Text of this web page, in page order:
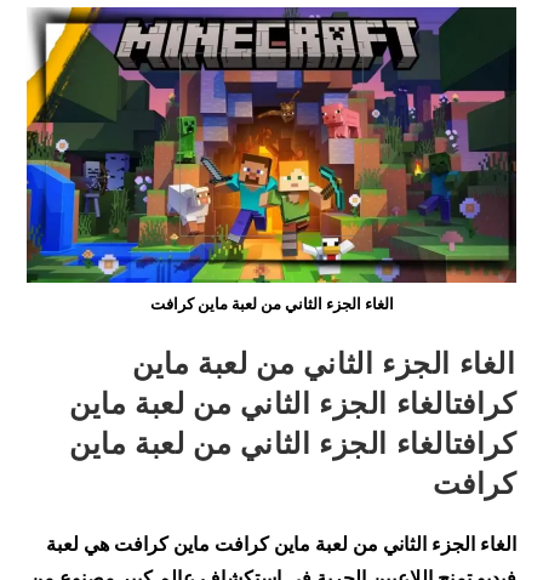
في
عدد
الجوائز
الغاء الجزء الثاني من لعبة ماين كرافت
الغاء الجزء الثاني من لعبة ماين
كرافتالغاء الجزء الثاني من لعبة ماين
كرافتالغاء الجزء الثاني من لعبة ماين
كرافت
الغاء الجزء الثاني من لعبة ماين كرافت ماين كرافت هي لعبة